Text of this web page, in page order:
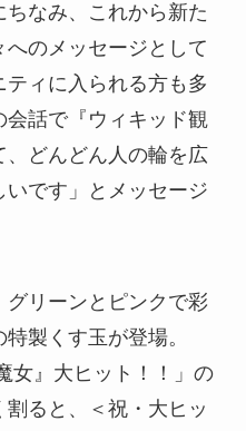
なみ、これから新た
のメッセージとして
ィに入られる方も多
話で『ウィキッド観
どんどん人の輪を広
です」とメッセージ
リーンとピンクで彩
製くす玉が登場。
女』大ヒット！！」の
ると、＜祝・大ヒッ